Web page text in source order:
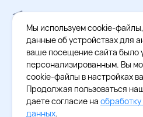
Мы в Телеграм
Документы об обработке
Охрана труда – результаты СОУТ
Официальное
Cкачайте
Мы используем cookie-
данные об устройствах для
ваше посещение сайта было
персонализированным. Вы
cookie-файлы в настройках
Продолжая пользоваться
даете согласие на
данных.